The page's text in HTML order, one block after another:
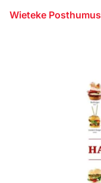
Wieteke Posthumus